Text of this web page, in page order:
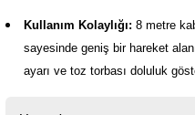
Kullanım Kolaylığı: 8 metre
sayesinde geniş bir hareket
ayarı ve toz torbası doluluk